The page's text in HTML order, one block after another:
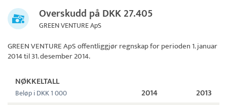
Overskudd på DKK 27.405
GREEN VENTURE ApS
GREEN VENTURE ApSoffentliggjør regnskap for perioden 1. januar
2014 til 31. desember 2014.
NØKKELTALL
Beløp i DKK 1 000 2014 2013